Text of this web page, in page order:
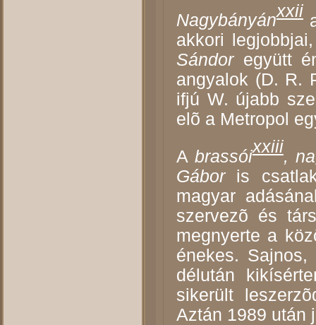
Nagybányán
xxii
akkori
Sándor együtt
angyalok (D. R.
ifjú W. újabb
elõ a Metropol
A brassói
xxiii
,
Gábor is
magyar
szervezõ és
megnyerte a
énekes.
délután
sikerült
Aztán 1989 után